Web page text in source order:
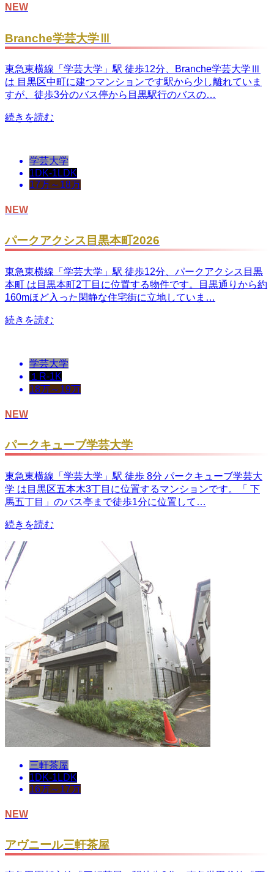
NEW
Branche学芸大学Ⅲ
東急東横線「学芸大学」駅 徒歩12分、Branche学芸大学Ⅲ
は 目黒区中町に建つマンションです駅から少し離れていま
すが、徒歩3分のバス停から目黒駅行のバスの…
続きを読む
学芸大学
1DK-1LDK
17万～18万
NEW
パークアクシス目黒本町2026
東急東横線「学芸大学」駅 徒歩12分、パークアクシス目黒
本町 は目黒本町2丁目に位置する物件です。目黒通りから約
160mほど入った閑静な住宅街に立地していま…
続きを読む
学芸大学
１R-1K
18万～19万
NEW
パークキューブ学芸大学
東急東横線「学芸大学」駅 徒歩 8分 パークキューブ学芸大
学 は目黒区五本木3丁目に位置するマンションです。「 下
馬五丁目」のバス亭まで徒歩1分に位置して…
続きを読む
三軒茶屋
1DK-1LDK
16万～17万
NEW
アヴニール三軒茶屋